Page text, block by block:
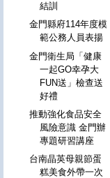
結訓
金門縣府114年度模
範公務人員表揚
金門衛生局「健康
一起GO幸孕大
FUN送」檢查送
好禮
推動強化食品安全
風險意識 金門辦
專題研習講座
台南晶英母親節蛋
糕美食外帶一次